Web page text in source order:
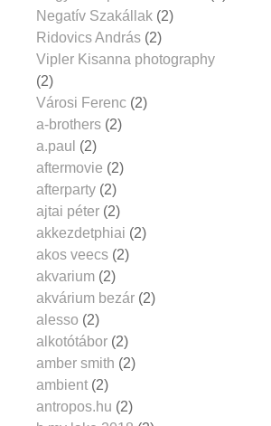
Negatív Szakállak (2)
Ridovics András (2)
Vipler Kisanna photography
(2)
Városi Ferenc (2)
a-brothers (2)
a.paul (2)
aftermovie (2)
afterparty (2)
ajtai péter (2)
akkezdetphiai (2)
akos veecs (2)
akvarium (2)
akvárium bezár (2)
alesso (2)
alkotótábor (2)
amber smith (2)
ambient (2)
antropos.hu (2)